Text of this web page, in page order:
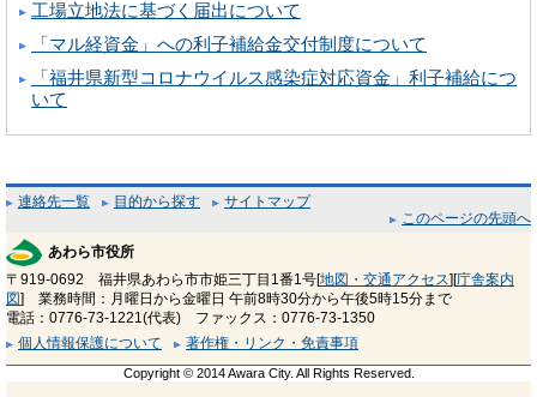
工場立地法に基づく届出について
「マル経資金」への利子補給金交付制度について
「福井県新型コロナウイルス感染症対応資金」利子補給につ
いて
連絡先一覧 目的から探す
サイトマップ
このページの先頭へ
あわら市役所
〒919-0692 福井県あわら市市姫三丁目1番1号[地図・交通アクセス][庁舎案内
図] 業務時間：月曜日から金曜日 午前8時30分から午後5時15分まで
電話：0776-73-1221(代表) ファックス：0776-73-1350
個人情報保護について
著作権・リンク・免責事項
Copyright © 2014 Awara City. All Rights Reserved.